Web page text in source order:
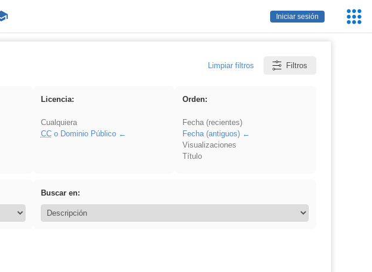
Iniciar sesión
Limpiar filtros Filtros
Licencia:
Cualquiera
CCo Dominio Público
Orden:
Fecha (recientes)
Fecha (antiguos)
Visualizaciones
Título
Buscar en: